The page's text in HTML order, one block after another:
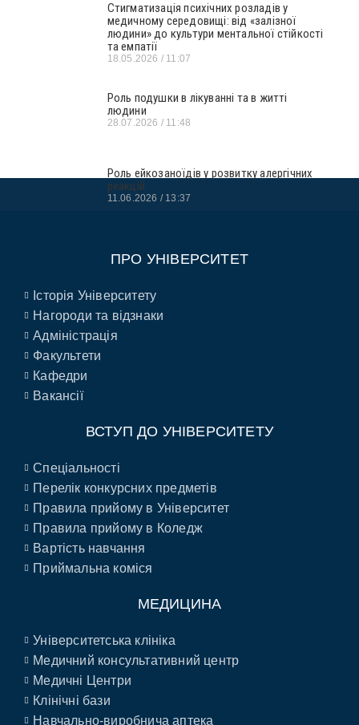
Стигматизація психічних розладів у
медичному середовищі: від «залізної
людини» до культури ментальної стійкості
та емпатії
18.05.2026 11:07
Роль подушки в лікуванні та в житті
людини
28.07.2026 11:48
Роль ейкозаноїдів у розвитку алергічних
реакцій
11.06.2026 13:37
ПРО УНІВЕРСИТЕТ
Історія Університету
Нагороди та відзнаки
Адміністрація
Факультети
Кафедри
Вакансії
ВСТУП ДО УНІВЕРСИТЕТУ
Спеціальності
Перелік конкурсних предметів
Правила прийому в Університет
Правила прийому в Коледж
Вартість навчання
Приймальна коміся
МЕДИЦИНА
Університетська клініка
Медичний консультативний центр
Медичні Центри
Клінічні бази
Навчально-виробнича аптека